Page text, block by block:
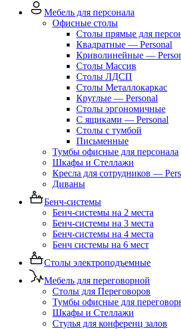
Мебель для персонала
Офисные столы
Столы прямые для
Квадратные — Personal
Криволинейные —
Столы Массив
Столы ЛДСП
Столы Металлокаркас
Круглые — Personal
Столы эргономичные
С ящиками — Personal
Столы с тумбой
Письменные
Тумбы офисные для персонала
Шкафы и Стеллажи
Кресла для сотрудников —
Диваны
Бенч-системы
Бенч-системы на 2 места
Бенч-системы на 3 места
Бенч-системы на 4 места
Бенч системы на 6 мест
Столы электроподъемные
Мебель для переговорной
Столы для Переговоров
Тумбы офисные для
Шкафы и Стеллажи
Стулья для конференц залов